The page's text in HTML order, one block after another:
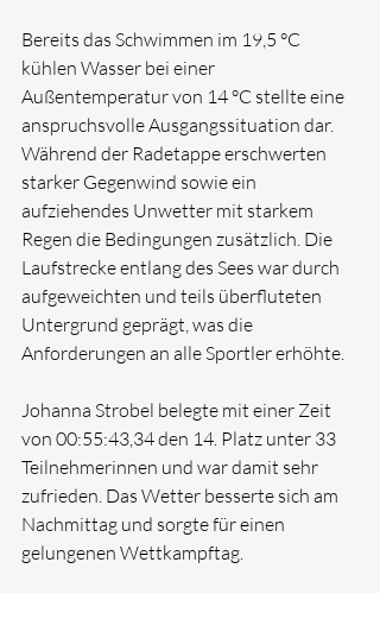
Bereits das Schwimmen im 19,5 °C
kühlen Wasser bei einer
Außentemperatur von 14 °C stellte eine
anspruchsvolle Ausgangssituation dar.
Während der Radetappe erschwerten
starker Gegenwind sowie ein
aufziehendes Unwetter mit starkem
Regen die Bedingungen zusätzlich. Die
Laufstrecke entlang des Sees war durch
aufgeweichten und teils überfluteten
Untergrund geprägt, was die
Anforderungen an alle Sportler erhöhte.
Johanna Strobel belegte mit einer Zeit
von 00:55:43,34 den 14. Platz unter 33
Teilnehmerinnen und war damit sehr
zufrieden. Das Wetter besserte sich am
Nachmittag und sorgte für einen
gelungenen Wettkampftag.